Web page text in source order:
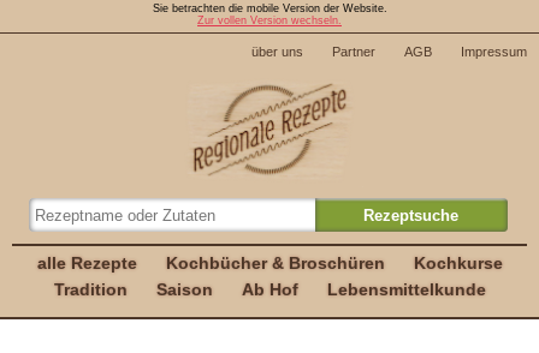
Sie betrachten die mobile Version der Website.
Zur vollen Version wechseln.
über uns Partner AGB Impressum
alle Rezepte Kochbücher & Broschüren
Kochkurse
Tradition
Saison Ab Hof Lebensmittelkunde